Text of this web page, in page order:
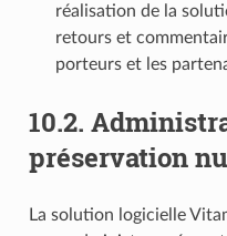
réalisation de la
retours et
porteurs et les
10.2.
préservation
La solution logicielle